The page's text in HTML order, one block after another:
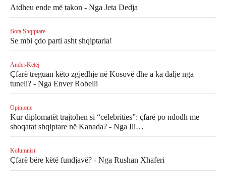
Atdheu ende më takon - Nga Jeta Dedja
Bota Shqiptare
Se mbi çdo parti asht shqiptaria!
Andej-Këtej
Çfarë treguan këto zgjedhje në Kosovë dhe a ka dalje nga
tuneli? - Nga Enver Robelli
Opinione
Kur diplomatët trajtohen si “celebrities”: çfarë po ndodh me
shoqatat shqiptare në Kanada? - Nga Ili…
Kolumnist
Çfarë bëre këtë fundjavë? - Nga Rushan Xhaferi